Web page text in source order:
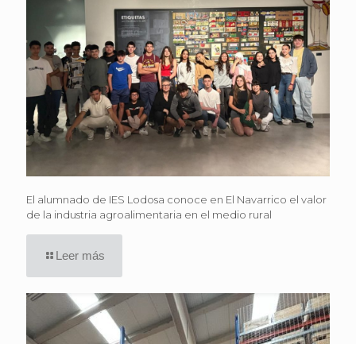
El alumnado de IES Lodosa conoce en El Navarrico el valor
de la industria agroalimentaria en el medio rural
Leer más